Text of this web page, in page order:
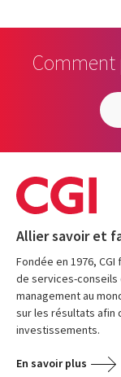
Comment
Allier savoir et
Fondée en 1976,
de services-conseils
management au
sur les résultats afin
investissements.
En savoir plus